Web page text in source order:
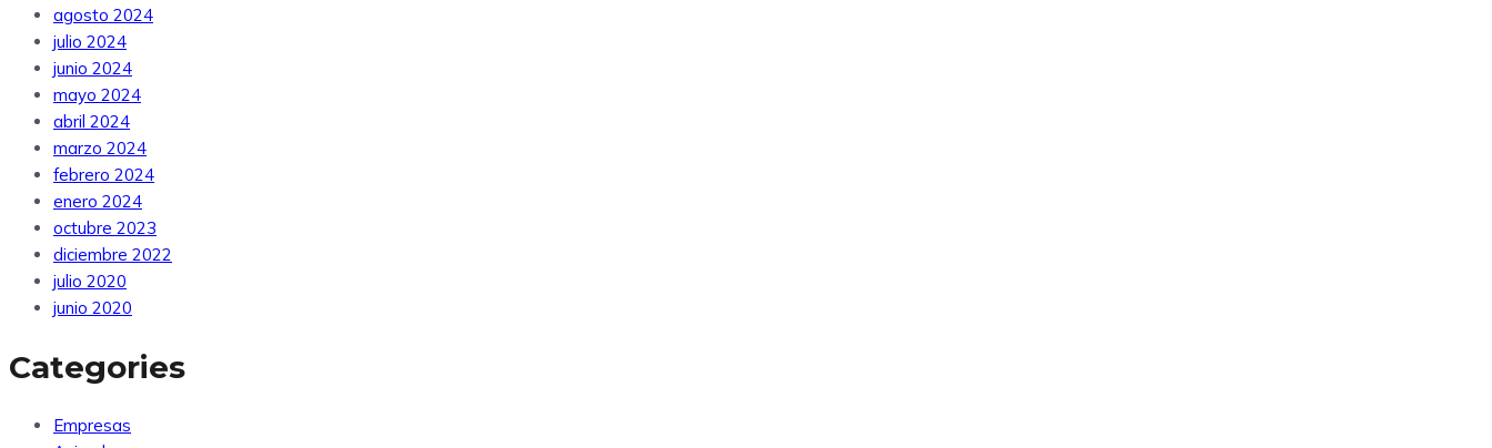
agosto 2024
julio 2024
junio 2024
mayo 2024
abril 2024
marzo 2024
febrero 2024
enero 2024
octubre 2023
diciembre 2022
julio 2020
junio 2020
Categories
Empresas